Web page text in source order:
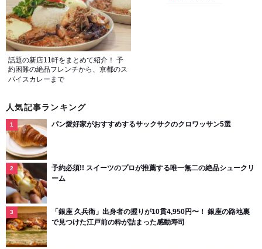
話題の新店11軒をまとめて紹介！ 予
約困難の絶品フレンチから、京都のス
パイスカレーまで
人気記事ランキング
パン愛好家がおすすめするサックサクのクロワッサン5選
予約必須!! スイーツのプロが推薦する唯一無二の絶品シュークリ
ーム
「銀座 久兵衛」出身者の握りが10貫4,950円〜！ 銀座の路地裏
で見つけた江戸前の粋が詰まった感動寿司